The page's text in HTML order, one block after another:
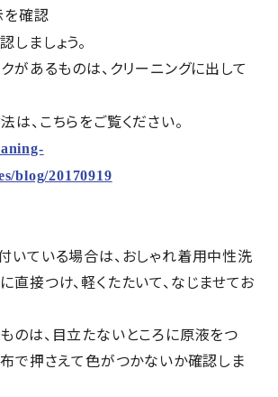
確認
ましょう。
があるものは、クリーニングに出して
、こちらをご覧ください。
blog/20170919
いている場合は、おしゃれ着用中性洗
直接つけ、軽くたたいて、なじませてお
のは、目立たないところに原液をつ
で押さえて色がつかないか確認しま